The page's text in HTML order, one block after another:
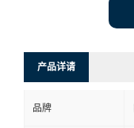
产品详请
品牌